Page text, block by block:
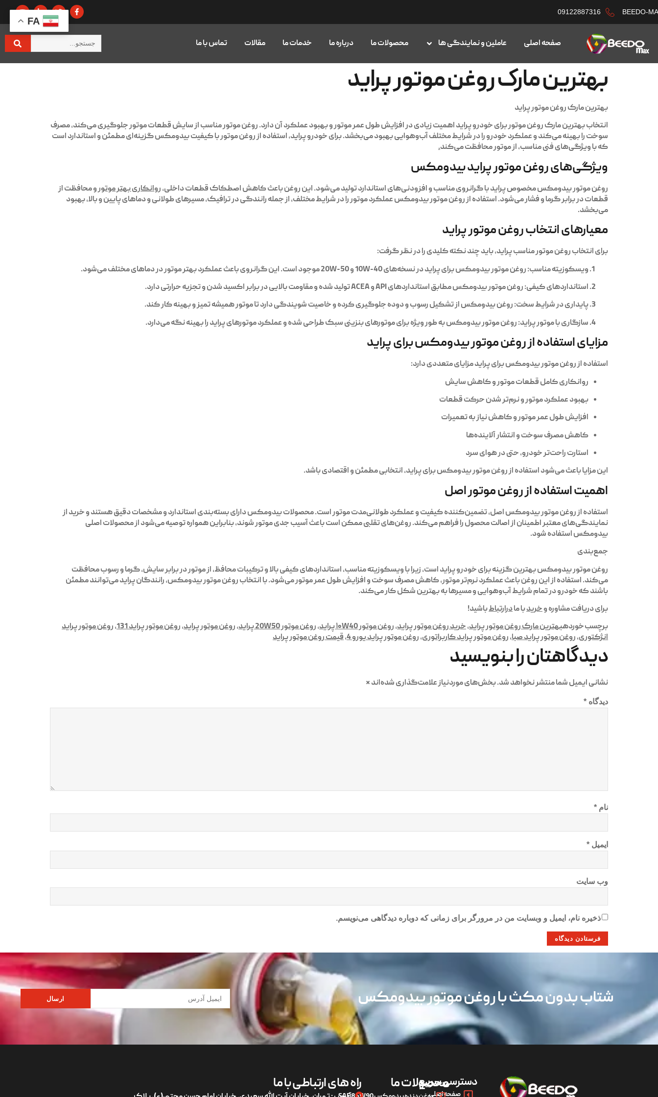
BEEDO-
09122887316
صفحه اصلی عاملین و نمایندگی ها محصولات ما درباره ما خدمات ما مقالات تماس با ما
بهترین مارک روغن موتور پراید
بهترین مارک روغن موتور پراید
انتخاب بهترین مارک روغن موتور برای خودرو پراید اهمیت زیادی در افزایش طول عمر موتور و بهبود عملکرد آن دارد. روغن موتور مناسب از سایش قطعات موتور جلوگیری می‌کند، مصرف
سوخت را بهینه می‌کند و عملکرد خودرو را در شرایط مختلف آب‌وهوایی بهبود می‌بخشد. برای خودرو پراید، استفاده از روغن موتور با کیفیت بیدومکس گزینه‌ای مطمئن و استاندارد است
که با ویژگی‌های فنی مناسب، از موتور محافظت می‌کند.
ویژگی‌های روغن موتور پراید بیدومکس
روغن موتور بیدومکس مخصوص پراید با گرانروی مناسب و افزودنی‌های استاندارد تولید می‌شود. این روغن باعث کاهش اصطکاک قطعات داخلی،روانکاری بهتر موتورو محافظت از
قطعات در برابر گرما و فشار می‌شود. استفاده از روغن موتور بیدومکس عملکرد موتور را در شرایط مختلف، از جمله رانندگی در ترافیک، مسیرهای طولانی و دماهای پایین و بالا، بهبود
می‌بخشد.
معیارهای انتخاب روغن موتور پراید
برای انتخاب روغن موتور مناسب پراید، باید چند نکته کلیدی را در نظر گرفت:
ویسکوزیته مناسب:روغن موتور بیدومکس برای پراید در نسخه‌های 10W-40 و 20W-50 موجود است. این گرانروی باعث عملکرد بهتر موتور در دماهای مختلف می‌شود.
استانداردهای کیفی:روغن موتور بیدومکس مطابق استانداردهای API و ACEA تولید شده و مقاومت بالایی در برابر اکسید شدن و تجزیه حرارتی دارد.
پایداری در شرایط سخت:روغن بیدومکس از تشکیل رسوب و دوده جلوگیری کرده و خاصیت شویندگی دارد تا موتور همیشه تمیز و بهینه کار کند.
سازگاری با موتور پراید:روغن موتور بیدومکس به طور ویژه برای موتورهای بنزینی سبک طراحی شده و عملکرد موتورهای پراید را بهینه نگه می‌دارد.
مزایای استفاده از روغن موتور بیدومکس برای پراید
استفاده از روغن موتور بیدومکس برای پراید مزایای متعددی دارد:
روانکاری کامل قطعات موتور و کاهش سایش
بهبود عملکرد موتور و نرم‌تر شدن حرکت قطعات
افزایش طول عمر موتور و کاهش نیاز به تعمیرات
کاهش مصرف سوخت و انتشار آلاینده‌ها
استارت راحت‌تر خودرو، حتی در هوای سرد
این مزایا باعث می‌شود استفاده از روغن موتور بیدومکس برای پراید، انتخابی مطمئن و اقتصادی باشد.
اهمیت استفاده از روغن موتور اصل
استفاده از روغن موتور بیدومکس اصل، تضمین‌کننده کیفیت و عملکرد طولانی‌مدت موتور است. محصولات بیدومکس دارای بسته‌بندی استاندارد و مشخصات دقیق هستند و خرید از
نمایندگی‌های معتبر اطمینان از اصالت محصول را فراهم می‌کند. روغن‌های تقلبی ممکن است باعث آسیب جدی موتور شوند، بنابراین همواره توصیه می‌شود از محصولات اصلی
بیدومکس استفاده شود.
جمع‌بندی
روغن موتور بیدومکس بهترین گزینه برای خودرو پراید است، زیرا با ویسکوزیته مناسب، استانداردهای کیفی بالا و ترکیبات محافظ، از موتور در برابر سایش، گرما و رسوب محافظت
می‌کند. استفاده از این روغن باعث عملکرد نرم‌تر موتور، کاهش مصرف سوخت و افزایش طول عمر موتور می‌شود. با انتخاب روغن موتور بیدومکس، رانندگان پراید می‌توانند مطمئن
باشند که خودرو در تمام شرایط آب‌وهوایی و مسیرها به بهترین شکل کار می‌کند.
برای دریافت مشاوره وخریدبا مادرارتباطباشید!
برچسب خوردهبهترین مارک روغن موتور پراید,خرید روغن موتور پراید,روغن موتور ۱۰W40 پراید ,روغن موتور 20W50 پراید ,روغن موتور پراید,روغن موتور پراید 131 ,روغن موتور پراید
انژکتوری,روغن موتور پراید صبا,روغن موتور پراید کاربراتوری,روغن موتور پراید یورو 4 ,قیمت روغن موتور پراید
دیدگاهتان را بنویسید
نشانی ایمیل شما منتشر نخواهد شد.بخش‌های موردنیاز علامت‌گذاری شده‌اند*
دیدگاه *
نام *
ایمیل *
وب‌ سایت
ذخیره نام، ایمیل و وبسایت من در مرورگر برای زمانی که دوباره دیدگاهی می‌نویسم.
شتاب بدون مکث با روغن موتور بیدومکس ارسال
دسترسی سریع
صفحه اصلی
محصولات ما راه های ارتباطی با ما
FA